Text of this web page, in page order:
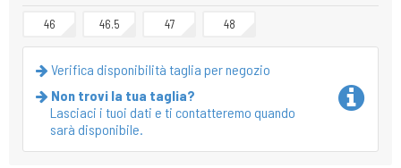
46 46.5 47 48
Verifica disponibilità taglia per negozio
Non trovi la tua taglia?
Lasciaci i tuoi dati e ti contatteremo quando
sarà disponibile.